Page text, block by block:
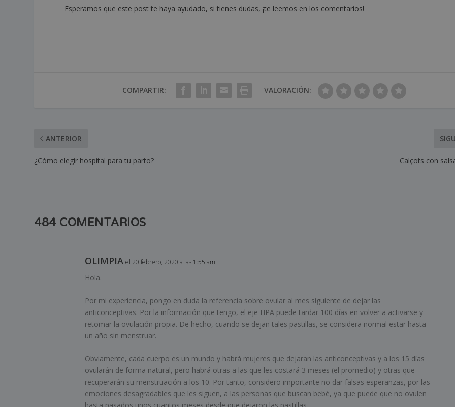
Esperamos que este post te haya ayudado, si tienes dudas, ¡te leemos en los comentarios!
COMPARTIR: VALORACIÓN:
ANTERIOR
¿Cómo elegir hospital para tu parto? Calçots con
484 COMENTARIOS
OLIMPIA el 20 febrero, 2020 a las 1:55 am
Hola.
Por mi experiencia, pongo en duda la referencia sobre ovular al mes siguiente de dejar las
anticonceptivas. Por la información que tengo, el eje HPA puede tardar 100 días en volver a activarse y
retomar la ovulación propia. De hecho, cuando se dejan tales pastillas, se considera normal estar hasta
un año sin menstruar.
Obviamente, cada cuerpo es un mundo y habrá mujeres que dejaran las anticonceptivas y a los 15 días
ovularán de forma natural, pero habrá otras a las que les costará 3 meses (el promedio) y otras que
recuperarán su menstruación a los 10. Por tanto, considero importante no dar falsas esperanzas, por las
emociones desagradables que les siguen, a las personas que buscan bebé, ya que puede que no ovulen